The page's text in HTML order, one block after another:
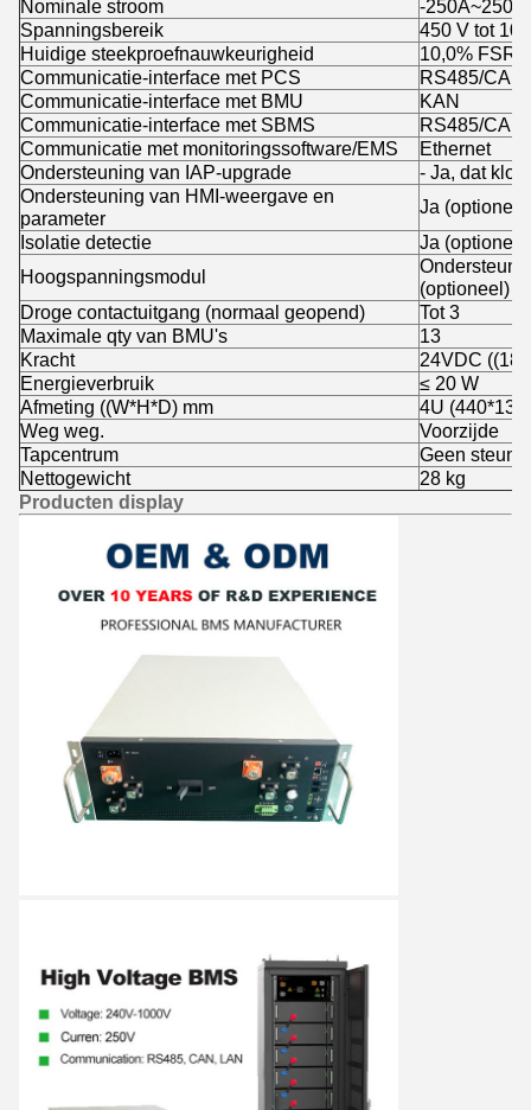
Nominale stroom
-250A~250A
Spanningsbereik
450 V tot
Huidige steekproefnauwkeurigheid
10,0% FSR
Communicatie-interface met PCS
RS485/CAN
Communicatie-interface met BMU
KAN
Communicatie-interface met SBMS
RS485/CAN
Communicatie met monitoringssoftware/EMS
Ethernet
Ondersteuning van IAP-upgrade
- Ja, dat
Ondersteuning van HMI-weergave en
parameter
Ja
Isolatie detectie
Ja
Hoogspanningsmodul
(optioneel)
Droge contactuitgang (normaal geopend)
Tot 3
Maximale qty van BMU's
13
Kracht
24VDC
Energieverbruik
≤ 20 W
Afmeting ((W*H*D) mm
4U
Weg weg.
Voorzijde
Tapcentrum
Geen steun
Nettogewicht
28 kg
Producten display